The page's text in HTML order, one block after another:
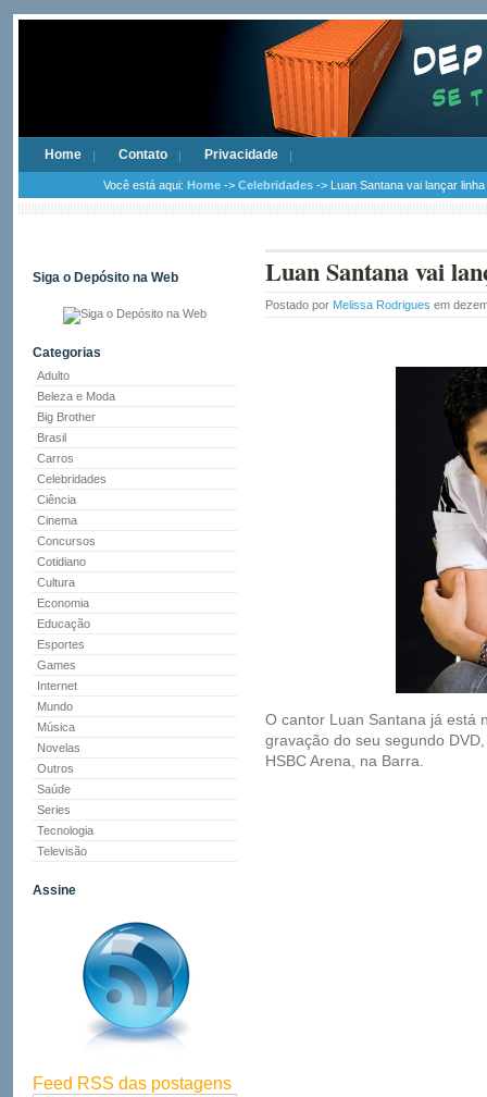
Home Contato Privacidade
Você está aqui: Home -> Celebridades -> Luan Santana vai lançar
Siga o Depósito na Web
Categorias
Adulto
Beleza e Moda
Big Brother
Brasil
Carros
Celebridades
Ciência
Cinema
Concursos
Cotidiano
Cultura
Economia
Educação
Esportes
Games
Internet
Mundo
Música
Novelas
Outros
Saúde
Series
Tecnologia
Televisão
Assine
Feed RSS das postagens
Luan Santana vai
Postado por Melissa Rodrigues em
O cantor Luan Santana já está
gravação do seu segundo
HSBC Arena, na Barra.